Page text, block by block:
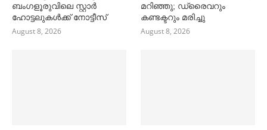
ബംഗളൂരുവിലെ സ്റ്റാര്‍
ഹോട്ടലുകള്‍ക്ക് നോട്ടീസ്
August 8, 2026
മറിഞ്ഞു; ഡ്രൈവറും
കണ്ടക്ട‌റും മരിച്ചു
August 8, 2026